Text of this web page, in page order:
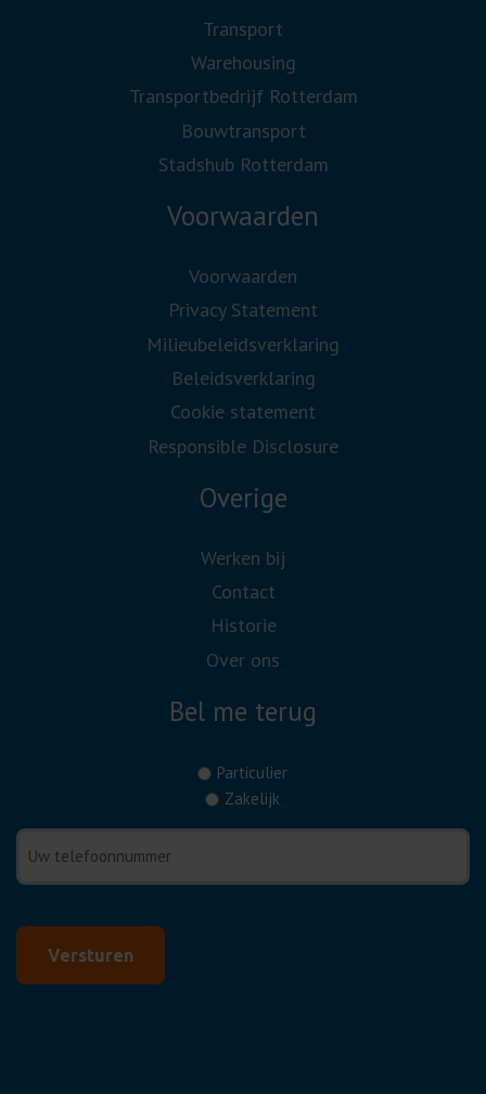
Transport
Warehousing
Transportbedrijf Rotterdam
Bouwtransport
Stadshub Rotterdam
Voorwaarden
Voorwaarden
Privacy Statement
Milieubeleidsverklaring
Beleidsverklaring
Cookie statement
Responsible Disclosure
Overige
Werken bij
Contact
Historie
Over ons
Bel me terug
(Vereist)
Particulier
Zakelijk